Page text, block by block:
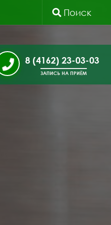
Поиск
8 (4162) 23-03-03
ЗАПИСЬ НА ПРИЁМ